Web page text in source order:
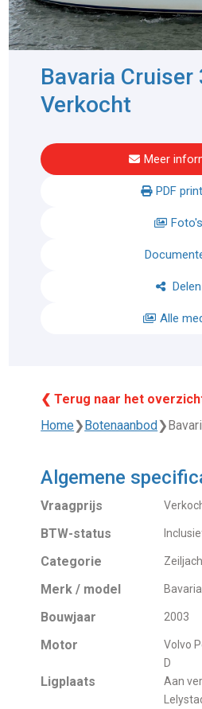
Bavaria Cruiser
Verkocht
Meer
PDF
Foto's
Delen
Alle
❮ Terug naar het
Home❯Botenaanbod❯
Algemene
Vraagprijs
BTW-status
Categorie
Merk / model
Bouwjaar 2003
Motor
Volvo
D
Ligplaats
Aan